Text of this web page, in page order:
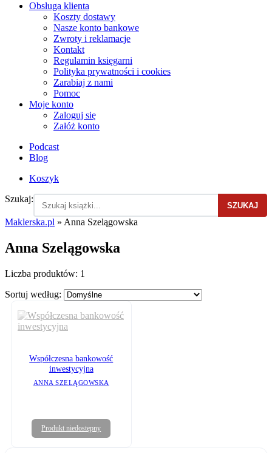
Obsługa klienta
Koszty dostawy
Nasze konto bankowe
Zwroty i reklamacje
Kontakt
Regulamin księgarni
Polityka prywatności i cookies
Zarabiaj z nami
Pomoc
Moje konto
Zaloguj się
Załóż konto
Podcast
Blog
Koszyk
Szukaj:
SZUKAJ
Maklerska.pl » Anna Szelągowska
Anna Szelągowska
Liczba produktów: 1
Sortuj według:
Współczesna bankowość
inwestycyjna
ANNA SZELĄGOWSKA
Produkt niedostępny